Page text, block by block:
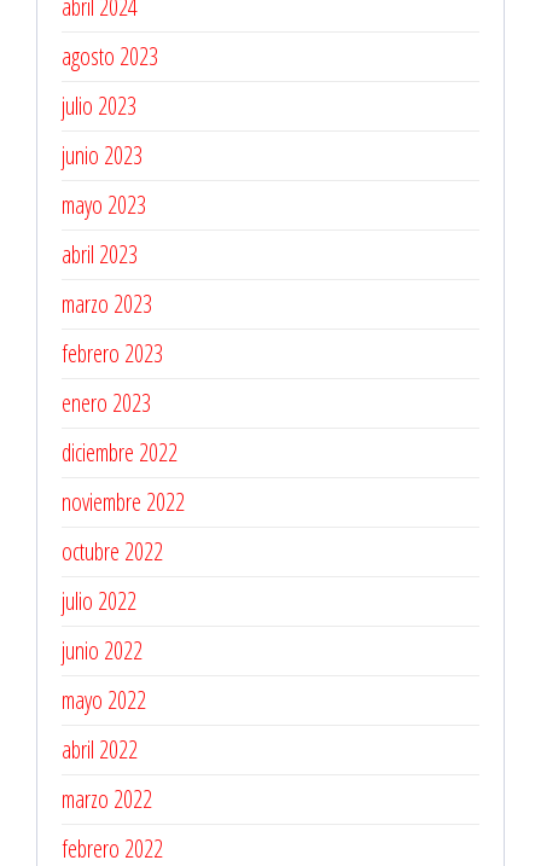
abril 2024
agosto 2023
julio 2023
junio 2023
mayo 2023
abril 2023
marzo 2023
febrero 2023
enero 2023
diciembre 2022
noviembre 2022
octubre 2022
julio 2022
junio 2022
mayo 2022
abril 2022
marzo 2022
febrero 2022